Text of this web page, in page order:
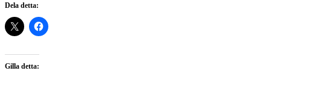
Dela detta:
Gilla detta: